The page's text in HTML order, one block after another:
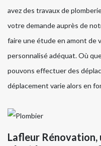
avez des travaux de
votre demande auprès de
faire une étude en amont de
personnalisé adéquat. Où
pouvons effectuer des
déplacement varie alors en
Lafleur Rénovation,